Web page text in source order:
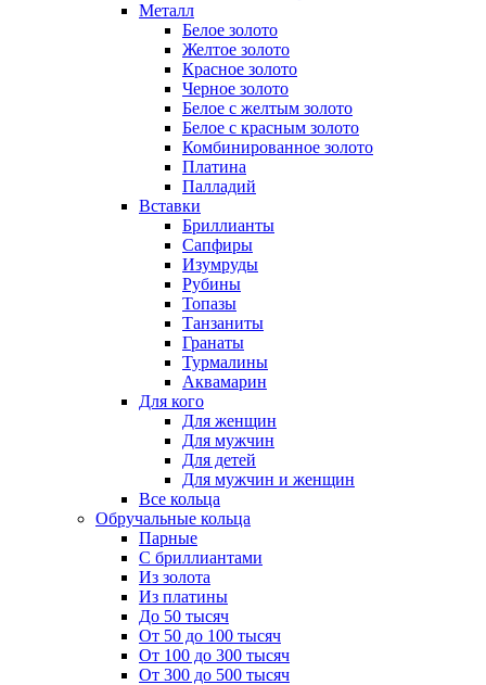
Металл
Белое золото
Желтое золото
Красное золото
Черное золото
Белое с желтым золото
Белое с красным золото
Комбинированное золото
Платина
Палладий
Вставки
Бриллианты
Сапфиры
Изумруды
Рубины
Топазы
Танзаниты
Гранаты
Турмалины
Аквамарин
Для кого
Для женщин
Для мужчин
Для детей
Для мужчин и женщин
Все кольца
Обручальные кольца
Парные
С бриллиантами
Из золота
Из платины
До 50 тысяч
От 50 до 100 тысяч
От 100 до 300 тысяч
От 300 до 500 тысяч